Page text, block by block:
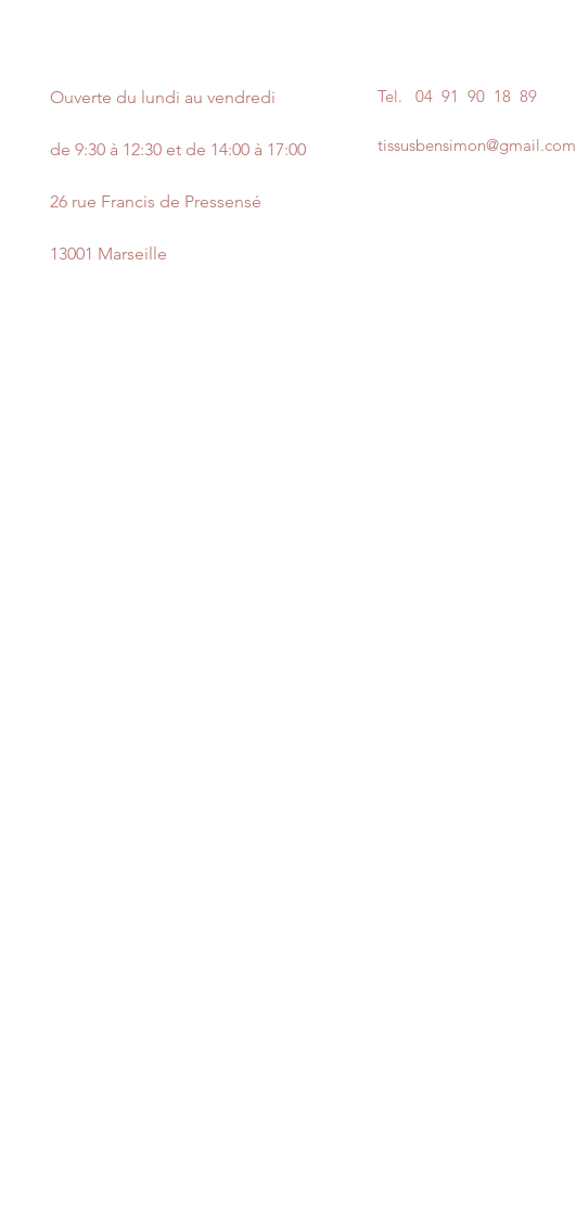
Ouverte du lundi au vendredi
de 9:30 à 12:30 et de 14:00 à 17:00
26 rue Francis de Pressensé
13001 Marseille
Tel. 04 91 90 18 89
tissusbensimon@gmail.com